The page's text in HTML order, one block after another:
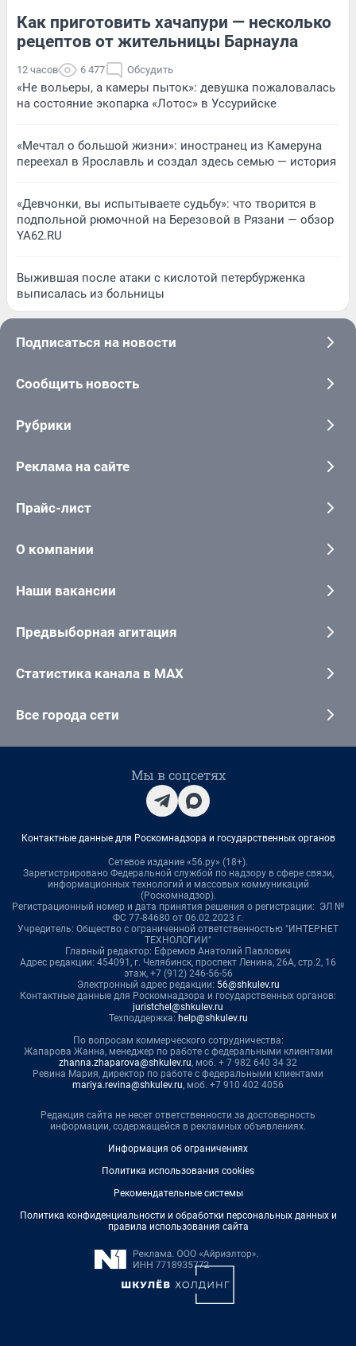
Как приготовить хачапури — несколько
рецептов от жительницы Барнаула
12 часов 6 477 Обсудить
«Не вольеры, а камеры пыток»: девушка пожаловалась
на состояние экопарка «Лотос» в Уссурийске
«Мечтал о большой жизни»: иностранец из Камеруна
переехал в Ярославль и создал здесь семью — история
«Девчонки, вы испытываете судьбу»: что творится в
подпольной рюмочной на Березовой в Рязани — обзор
YA62.RU
Выжившая после атаки с кислотой петербурженка
выписалась из больницы
Подписаться на новости
Сообщить новость
Рубрики
Реклама на сайте
Прайс-лист
О компании
Наши вакансии
Предвыборная агитация
Статистика канала в MAX
Все города сети
Мы в соцсетях
Контактные данные для Роскомнадзора и государственных органов
Сетевое издание «56.ру» (18+).
Зарегистрировано Федеральной службой по надзору в сфере связи,
информационных технологий и массовых коммуникаций
(Роскомнадзор).
Регистрационный номер и дата принятия решения о регистрации: ЭЛ №
ФС 77-84680 от 06.02.2023 г.
Учредитель: Общество с ограниченной ответственностью "ИНТЕРНЕТ
ТЕХНОЛОГИИ"
Главный редактор: Ефремов Анатолий Павлович
Адрес редакции: 454091, г. Челябинск, проспект Ленина, 26А, стр.2, 16
этаж, +7 (912) 246-56-56
Электронный адрес редакции: 56@shkulev.ru
Контактные данные для Роскомнадзора и государственных органов:
juristchel@shkulev.ru
Техподдержка: help@shkulev.ru
По вопросам коммерческого сотрудничества:
Жапарова Жанна, менеджер по работе с федеральными клиентами
zhanna.zhaparova@shkulev.ru, моб. + 7 982 640 34 32
Ревина Мария, директор по работе с федеральными клиентами
mariya.revina@shkulev.ru, моб. +7 910 402 4056
Редакция сайта не несет ответственности за достоверность
информации, содержащейся в рекламных объявлениях.
Информация об ограничениях
Политика использования cookies
Рекомендательные системы
Политика конфиденциальности и обработки персональных данных и
правила использования сайта